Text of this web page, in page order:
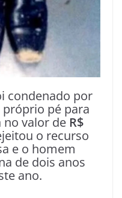
condenado por
pé para
no valor de R$
o recurso
e o homem
de dois anos
ano.